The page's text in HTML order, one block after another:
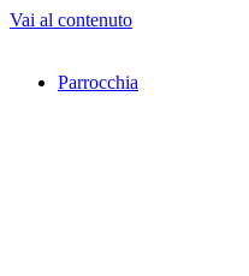
Vai al contenuto
Parrocchia